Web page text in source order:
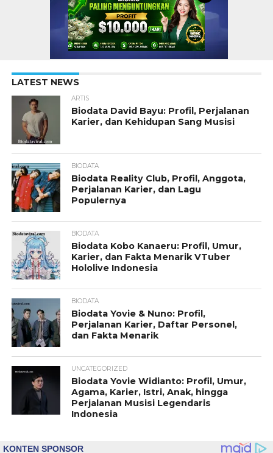
LATEST NEWS
ARTIS
Biodata David Bayu: Profil, Perjalanan
Karier, dan Kehidupan Sang Musisi
BIODATA
Biodata Reality Club, Profil, Anggota,
Perjalanan Karier, dan Lagu
Populernya
BIODATA
Biodata Kobo Kanaeru: Profil, Umur,
Karier, dan Fakta Menarik VTuber
Hololive Indonesia
BIODATA
Biodata Yovie & Nuno: Profil,
Perjalanan Karier, Daftar Personel,
dan Fakta Menarik
UNCATEGORIZED
Biodata Yovie Widianto: Profil, Umur,
Agama, Karier, Istri, Anak, hingga
Perjalanan Musisi Legendaris
Indonesia